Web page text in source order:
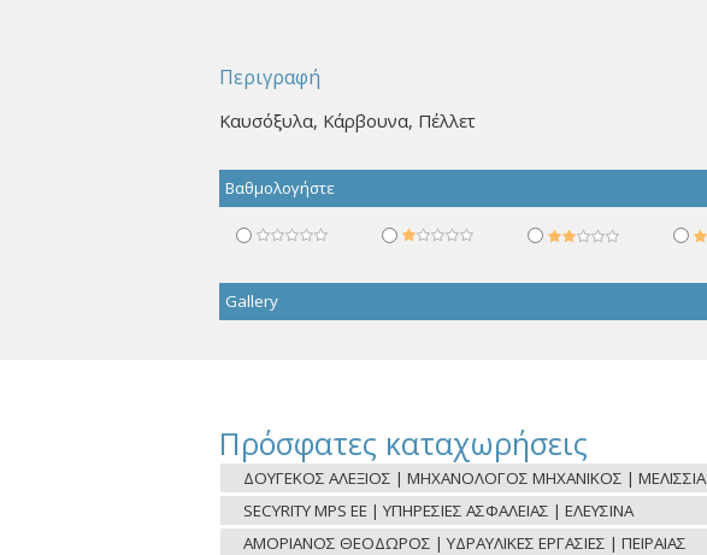
Περιγραφή
Καυσόξυλα, Κάρβουνα, Πέλλετ
Βαθμολογήστε
Gallery
Πρόσφατες καταχωρήσεις
ΔΟΥΓΕΚΟΣ ΑΛΕΞΙΟΣ | ΜΗΧΑΝΟΛΟΓΟΣ ΜΗΧΑΝΙΚΟΣ | ΜΕΛΙΣΣΙΑ
SECYRITY MPS ΕΕ | ΥΠΗΡΕΣΙΕΣ ΑΣΦΑΛΕΙΑΣ | ΕΛΕΥΣΙΝΑ
ΑΜΟΡΙΑΝΟΣ ΘΕΟΔΩΡΟΣ | ΥΔΡΑΥΛΙΚΕΣ ΕΡΓΑΣΙΕΣ | ΠΕΙΡΑΙΑΣ